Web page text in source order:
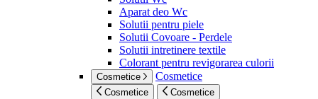
Aparat deo Wc
Solutii pentru piele
Solutii Covoare - Perdele
Solutii intretinere textile
Colorant pentru revigorarea culorii
Cosmetice Cosmetice
Cosmetice Cosmetice